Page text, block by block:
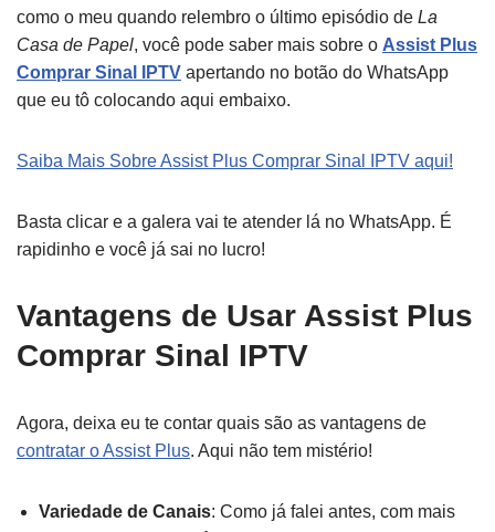
como o meu quando relembro o último episódio de La
Casa de Papel, você pode saber mais sobre o Assist Plus
Comprar Sinal IPTV apertando no botão do WhatsApp
que eu tô colocando aqui embaixo.
Saiba Mais Sobre Assist Plus Comprar Sinal IPTV aqui!
Basta clicar e a galera vai te atender lá no WhatsApp. É
rapidinho e você já sai no lucro!
Vantagens de Usar Assist Plus
Comprar Sinal IPTV
Agora, deixa eu te contar quais são as vantagens de
contratar o Assist Plus. Aqui não tem mistério!
Variedade de Canais: Como já falei antes, com mais